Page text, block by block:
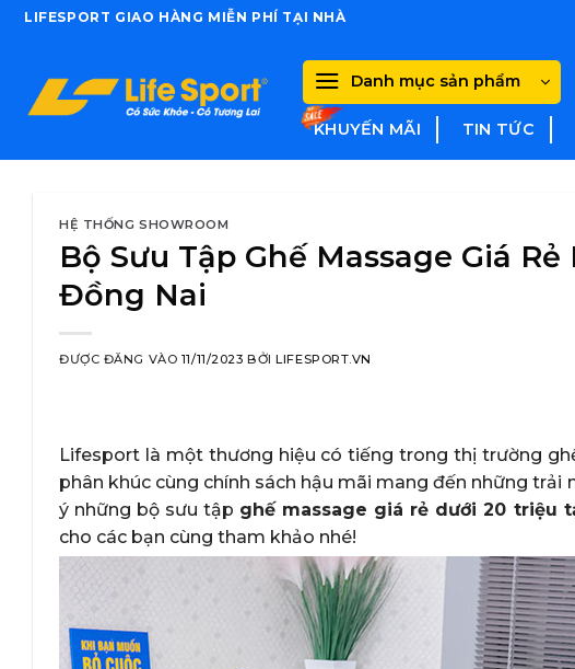
SkipLIFESPORT GIAO HÀNG MIỄN PHÍ TẠI NHÀ
Danh mục sản phẩm
KHUYẾN MÃI TIN TỨC
HỆ THỐNG SHOWROOM
Bộ Sưu Tập Ghế Massage Giá
Đồng Nai
ĐƯỢC ĐĂNG VÀO 11/11/2023 BỞILIFESPORT.VN
Lifesport là một thương hiệu có tiếng trong thị trường
phân khúc cùng chính sách hậu mãi mang đến những
ý những bộ sưu tập ghế massage giá rẻ dưới 20 triệu
cho các bạn cùng tham khảo nhé!